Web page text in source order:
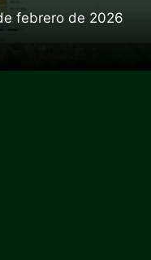
febrero de 2026